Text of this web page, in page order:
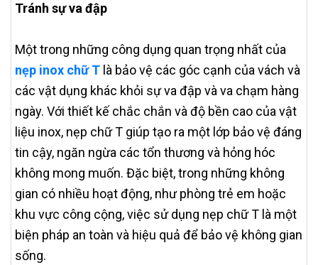
Tránh sự va đập
Một trong những công dụng quan trọng nhất của
nẹp inox chữ T là bảo vệ các góc cạnh của vách và
các vật dụng khác khỏi sự va đập và va chạm hàng
ngày. Với thiết kế chắc chắn và độ bền cao của vật
liệu inox, nẹp chữ T giúp tạo ra một lớp bảo vệ đáng
tin cậy, ngăn ngừa các tổn thương và hỏng hóc
không mong muốn. Đặc biệt, trong những không
gian có nhiều hoạt động, như phòng trẻ em hoặc
khu vực công cộng, việc sử dụng nẹp chữ T là một
biện pháp an toàn và hiệu quả để bảo vệ không gian
sống.